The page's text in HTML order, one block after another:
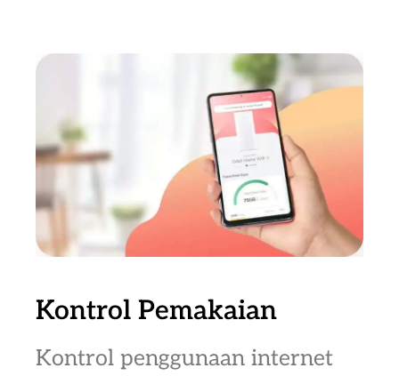
Kontrol Pemakaian
Kontrol penggunaan internet